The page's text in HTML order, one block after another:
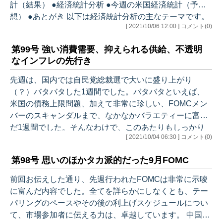
計（結果） ●経済統計分析 ●今週の米国経済統計（予
想） ●あとがき 以下は経済統計分析の主なテーマです。
9/6 第95号 8月雇用統計、想定外の鈍化はなぜ？ １. IS
３. 新規失業保険申請者数 ・ついに全州で特例措
置失効 ４. 雇用統計 8月 ５. 雇用統計総論 ・想
定外の賃金の伸び ・金融政策への影響は？ ６. 今
週のひとこと 9/13 …
[ 2021/10/06 12:00 ] コメント(0)
第99号 強い消費需要、抑えられる供給、不透明
なインフレの先行き
先週は、国内では自民党総裁選で大いに盛り上がり
（？）バタバタした1週間でした。バタバタといえば、
米国の債務上限問題、加えて非常に珍しい、FOMCメン
バーのスキャンダルまで、なかなかバラエティーに富ん
だ1週間でした。そんなわけで、このあたりもしっかり
（結果） ●経済統計分析 １. 個人所得・消費支出 8月
２. ISM製造業景況指数 8月 ３. ミシガンサーベイ 9
月（確報値） ４. 新規失業保険申請者数 ・突出し
て悪いカリフォルニア ５. 債務上限を巡るドタバタ
６.…
[ 2021/10/04 06:30 ] コメント(0)
第98号 思いのほかタカ派的だった9月FOMC
前回お伝えした通り、先週行われたFOMCは非常に示唆
に富んだ内容でした。全てを詳らかにしなくとも、テー
パリングのペースやその後の利上げスケジュールについ
て、市場参加者に伝える力は、卓越しています。 中国恒